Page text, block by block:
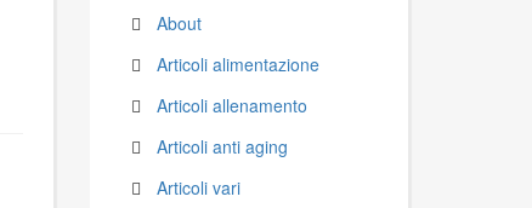
About
Articoli alimentazione
Articoli allenamento
Articoli anti aging
Articoli vari